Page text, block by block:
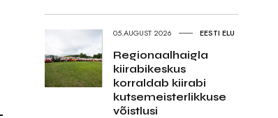
05.AUGUST 2026 EESTI ELU
Regionaalhaigla
kiirabikeskus
korraldab kiirabi
kutsemeisterlikkuse
võistlusi